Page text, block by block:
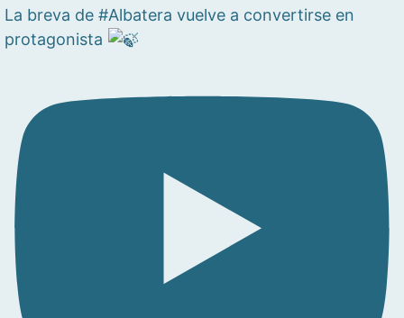
La breva de #Albatera vuelve a convertirse en
protagonista